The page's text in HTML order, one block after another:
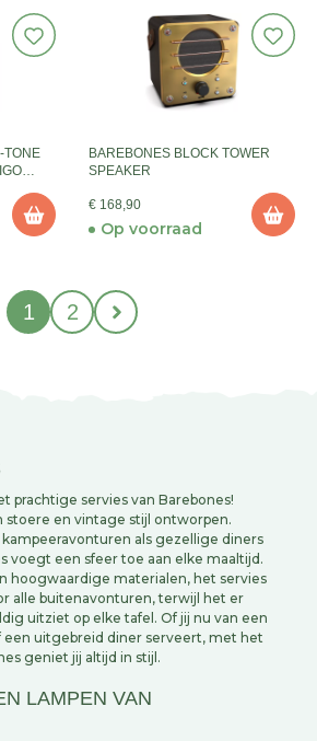
TONE
BAREBONES BLOCK TOWER
SPEAKER
€ 168,90
Op voorraad
1 2
prachtige servies van Barebones!
stoere en vintage stijl ontworpen.
als gezellige diners
voegt een sfeer toe aan elke maaltijd.
hoogwaardige materialen, het servies
alle buitenavonturen, terwijl het er
uitziet op elke tafel. Of jij nu van een
een uitgebreid diner serveert, met het
geniet jij altijd in stijl.
LAMPEN VAN